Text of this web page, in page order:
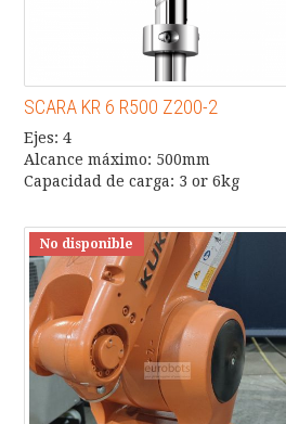
SCARA KR 6 R500 Z200-2
Ejes: 4
Alcance máximo: 500mm
Capacidad de carga: 3 or 6kg
No disponible